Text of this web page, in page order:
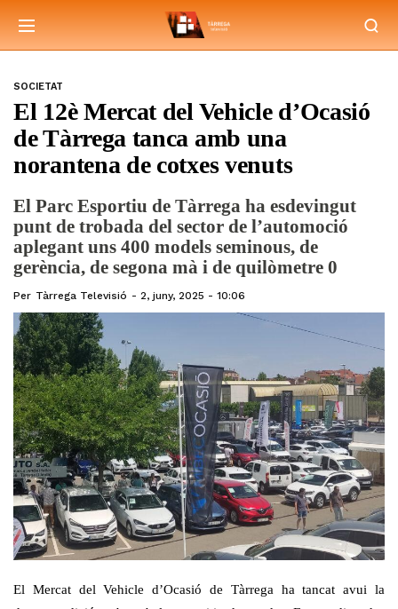
SOCIETAT
El 12è Mercat del Vehicle d’Ocasió
de Tàrrega tanca amb una
norantena de cotxes venuts
El Parc Esportiu de Tàrrega ha esdevingut
punt de trobada del sector de l’automoció
aplegant uns 400 models seminous, de
gerència, de segona mà i de quilòmetre 0
Per Tàrrega Televisió 2, juny, 2025 - 10:06
El Mercat del Vehicle d’Ocasió de Tàrrega ha tancat avui la